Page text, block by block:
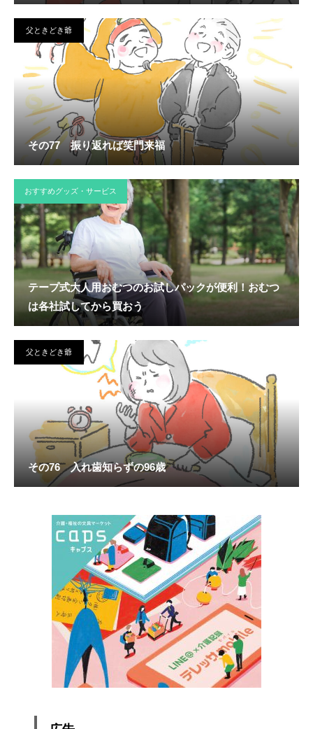
父ときどき爺
その77 振り返れば笑門来福
おすすめグッズ・サービス
テープ式大人用おむつのお試しパックが便利！おむつ
は各社試してから買おう
父ときどき爺
その76 入れ歯知らずの96歳